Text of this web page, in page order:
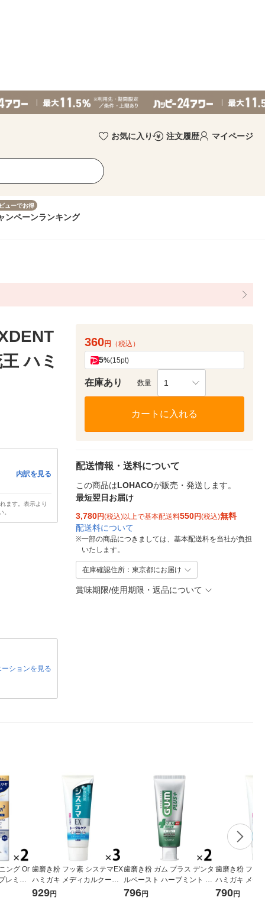
お気に入り 注文履歴 マイページ
ューでお得
ンペーンランキング
ハミ
内訳を見る
ます。表示より
。
ションを見る
360円 （税込）
5%(15pt)
在庫あり 数量 1
カートに入れる
配送情報・送料について
この商品はLOHACOが販売・発送します。
最短翌日お届け
3,780円(税込)以上で基本配送料550円(税込)無料
配送料について
※一部の商品につきましては、基本配送料を当社が負担
いたします。
在庫確認住所：東京都にお届け
賞味期限/使用期限・返品について
ング Or
レミア
ースト
歯磨き粉 フッ素 システマEX
ハミガキ メディカルクール
130g 1セット（3本） 歯周
929円
歯磨き粉 ガム プラス デンタ
ルペースト ハーブミント 12
0g 1セット（2本）サンスタ
796円
歯磨き粉 フッ
ハミガキ メデ
130g 1セット
790円